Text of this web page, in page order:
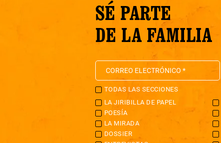
SÉ PARTE
DE LA FAMILIA
TODAS LAS SECCIONES
LA JIRIBILLA DE PAPEL
POESÍA
LA MIRADA
DOSSIER